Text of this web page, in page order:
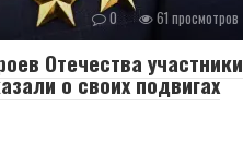
0 61 просмотров
Отечества участники
о своих подвигах